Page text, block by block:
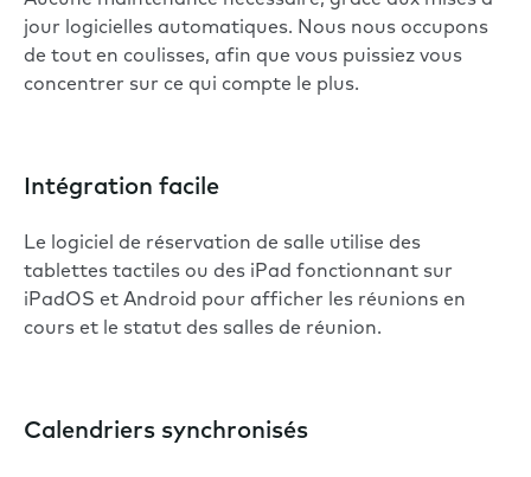
jour logicielles automatiques. Nous nous occupons
de tout en coulisses, afin que vous puissiez vous
concentrer sur ce qui compte le plus.
Intégration facile
Le logiciel de réservation de salle utilise des
tablettes tactiles ou des iPad fonctionnant sur
iPadOS et Android pour afficher les réunions en
cours et le statut des salles de réunion.
Calendriers synchronisés